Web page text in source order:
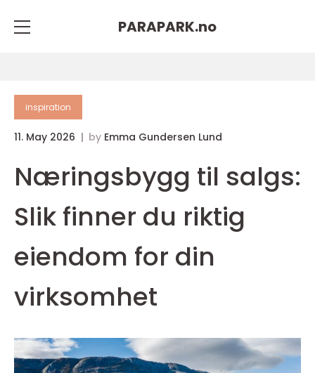
PARAPARK.no
inspiration
11. May 2026 by Emma Gundersen Lund
Næringsbygg til salgs:
Slik finner du riktig
eiendom for din
virksomhet